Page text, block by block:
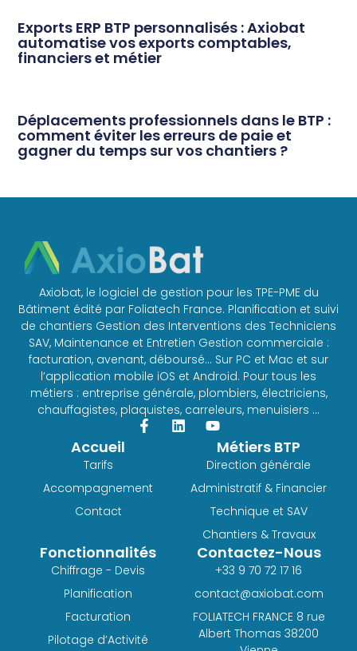
Exports ERP BTP personnalisés : Axiobat
automatise vos exports comptables,
financiers et métier
Déplacements professionnels dans le BTP :
comment éviter les erreurs de paie et
gagner du temps sur vos chantiers ?
Axiobat, le logiciel de gestion pour les TPE-PME du
Bâtiment édité par Foliatech France. Planification et suivi
de chantiers Gestion des Interventions des Techniciens
SAV, Maintenance et Entretien Gestion commerciale :
facturation, avenant, déboursé… Sur PC et Mac et sur
l’application mobile iOS et Android. Pour tous les
métiers : entreprise générale, plombiers, électriciens,
chauffagistes, plaquistes, carreleurs, menuisiers …
Accueil
Tarifs
Accompagnement
Contact
Métiers BTP
Direction générale
Administratif & Financier
Technique et SAV
Chantiers & Travaux
Fonctionnalités
Chiffrage - Devis
Planification
Facturation
Pilotage d’Activité
Contactez-Nous
+33 9 70 72 17 16
contact@axiobat.com
FOLIATECH FRANCE 8 rue
Albert Thomas 38200